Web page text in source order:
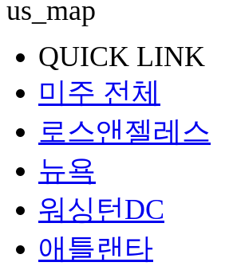
QUICK LINK
미주 전체
로스앤젤레스
뉴욕
워싱턴DC
애틀랜타